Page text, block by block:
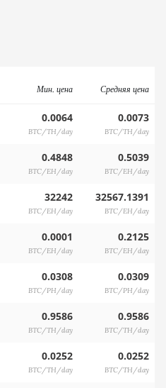
Мин. цена Средняя цена
0.0064
BTC/TH/day
0.0073
BTC/TH/day
0.4848
BTC/EH/day
0.5039
BTC/EH/day
32242
BTC/EH/day
32567.1391
BTC/EH/day
0.0001
BTC/EH/day
0.2125
BTC/EH/day
0.0308
BTC/PH/day
0.0309
BTC/PH/day
0.9586
BTC/TH/day
0.9586
BTC/TH/day
0.0252
BTC/TH/day
0.0252
BTC/TH/day